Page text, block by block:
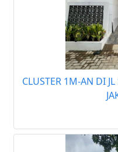
CLUSTER 1M-AN DI